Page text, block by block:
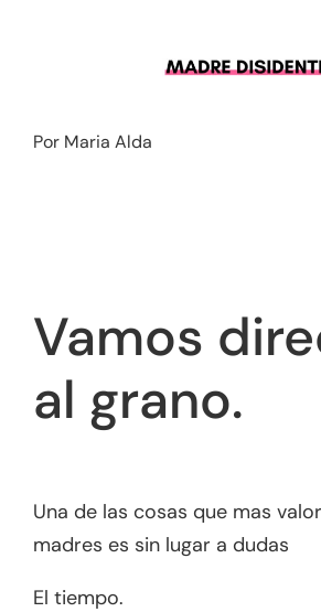
Por Maria Alda
Vamos
al grano.
Una de las cosas que mas
madres es sin lugar a dudas
El tiempo.